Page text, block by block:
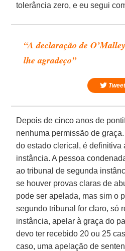
tolerância zero, e eu segui
“A declaração de
lhe agradeço”
Tweet
Depois de cinco anos de
nenhuma permissão de
do estado clerical, é definitiva
instância. A pessoa
ao tribunal de segunda
se houver provas claras de
pode ser apelada, mas sim o
segundo tribunal for claro, só
instância, apelar à graça do
devo ter recebido 20 ou 25
caso, uma apelação de